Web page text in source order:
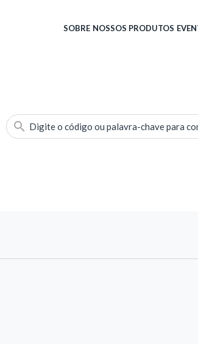
SOBRE NOSSOS PRODUTOS
Digite o código ou palavra-chave para